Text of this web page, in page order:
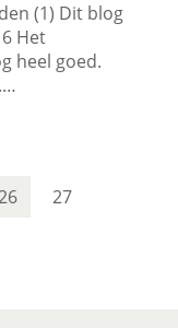
(1) Dit blog
Het
heel goed.
27